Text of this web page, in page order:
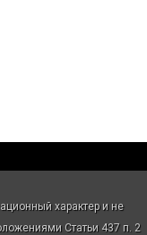
характер и не
Статьи 437 п. 2